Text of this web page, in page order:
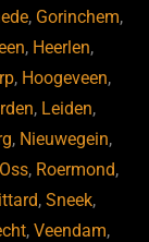
, Gorinchem,
, Heerlen,
, Hoogeveen,
, Leiden,
, Nieuwegein,
Oss, Roermond,
, Sneek,
,Veendam,